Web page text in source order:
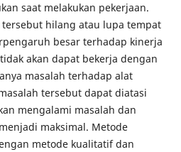
saat melakukan pekerjaan.
hilang atau lupa tempat
besar terhadap kinerja
akan dapat bekerja dengan
masalah terhadap alat
tersebut dapat diatasi
mengalami masalah dan
maksimal. Metode
metode kualitatif dan